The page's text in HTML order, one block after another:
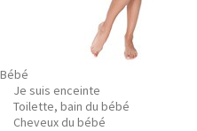
Bébé
Je suis enceinte
Toilette, bain du bébé
Cheveux du bébé